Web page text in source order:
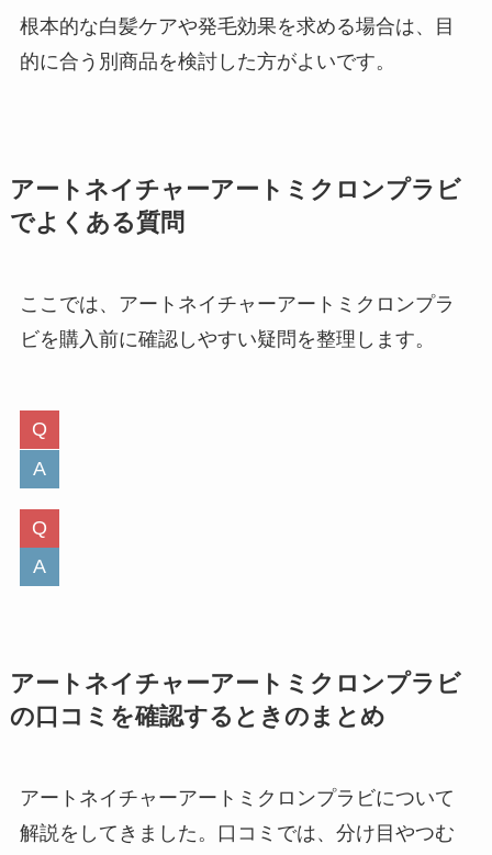
根本的な白髪ケアや発毛効果を求める場合は、目
的に合う別商品を検討した方がよいです。
アートネイチャーアートミクロンプラビ
でよくある質問
ここでは、アートネイチャーアートミクロンプラ
ビを購入前に確認しやすい疑問を整理します。
アートネイチャーアートミクロンプラビ
の口コミを確認するときのまとめ
アートネイチャーアートミクロンプラビについて
解説をしてきました。口コミでは、分け目やつむ